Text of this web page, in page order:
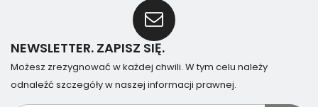
NEWSLETTER. ZAPISZ SIĘ.
Możesz zrezygnować w każdej chwili. W tym celu należy
odnaleźć szczegóły w naszej informacji prawnej.